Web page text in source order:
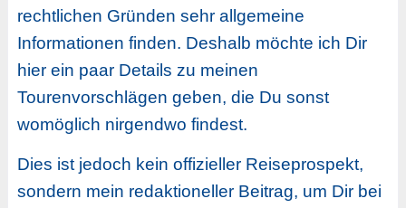
rechtlichen Gründen sehr allgemeine
Informationen finden. Deshalb möchte ich Dir
hier ein paar Details zu meinen
Tourenvorschlägen geben, die Du sonst
womöglich nirgendwo findest.
Dies ist jedoch kein offizieller Reiseprospekt,
sondern mein redaktioneller Beitrag, um Dir bei